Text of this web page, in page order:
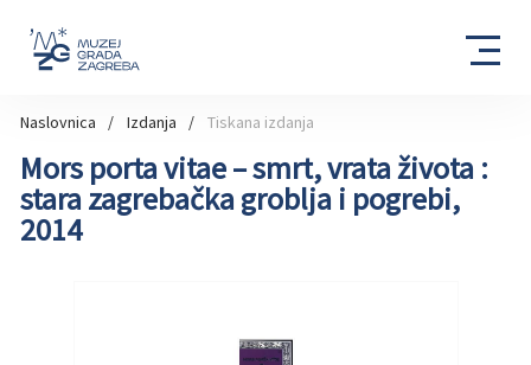
Naslovnica Izdanja Tiskana izdanja
Mors porta vitae – smrt, vrata života :
stara zagrebačka groblja i pogrebi,
2014